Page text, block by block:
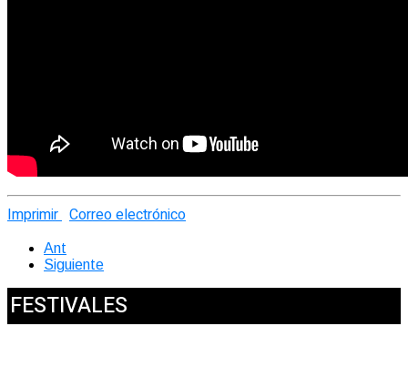
Imprimir Correo electrónico
Ant
Siguiente
FESTIVALES